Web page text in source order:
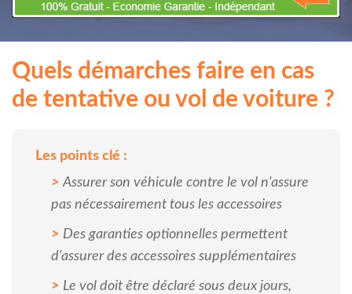
Quels démarches faire en cas
de tentative ou vol de voiture ?
Les points clé :
Assurer son véhicule contre le vol n'assure
pas nécessairement tous les accessoires
Des garanties optionnelles permettent
d'assurer des accessoires supplémentaires
Le vol doit être déclaré sous deux jours,